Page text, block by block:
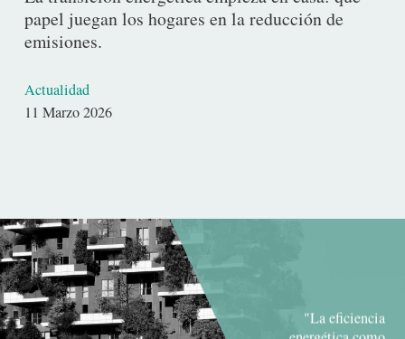
papel juegan los hogares en la reducción de
emisiones.
Actualidad
Fecha11 Marzo 2026
"La eficiencia